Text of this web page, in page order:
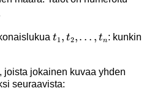
t_1,t_2,\ldots,t_n
t1 , t2,… , tn: kunkin
joista jokainen kuvaa yhden
seuraavista: